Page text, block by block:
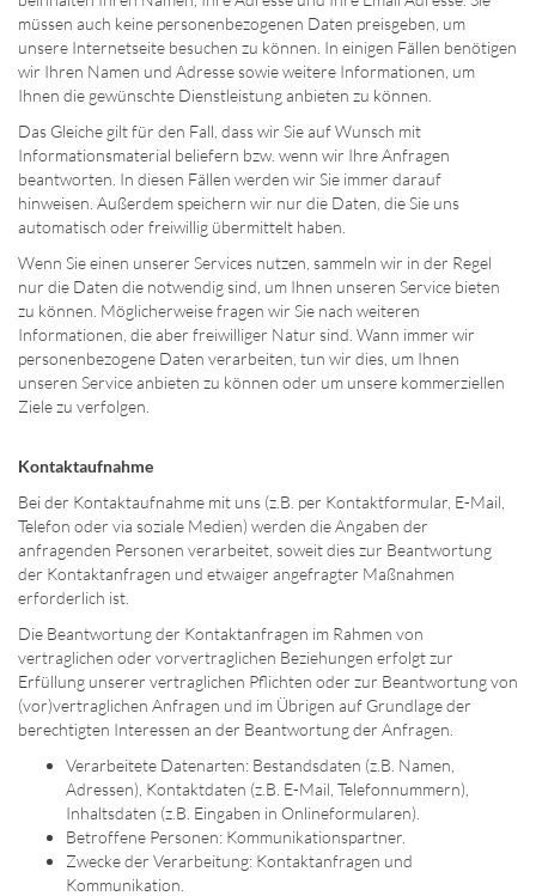
müssen auch keine personenbezogenen Daten preisgeben, um
unsere Internetseite besuchen zu können. In einigen Fällen benötigen
wir Ihren Namen und Adresse sowie weitere Informationen, um
Ihnen die gewünschte Dienstleistung anbieten zu können.
Das Gleiche gilt für den Fall, dass wir Sie auf Wunsch mit
Informationsmaterial beliefern bzw. wenn wir Ihre Anfragen
beantworten. In diesen Fällen werden wir Sie immer darauf
hinweisen. Außerdem speichern wir nur die Daten, die Sie uns
automatisch oder freiwillig übermittelt haben.
Wenn Sie einen unserer Services nutzen, sammeln wir in der Regel
nur die Daten die notwendig sind, um Ihnen unseren Service bieten
zu können. Möglicherweise fragen wir Sie nach weiteren
Informationen, die aber freiwilliger Natur sind. Wann immer wir
personenbezogene Daten verarbeiten, tun wir dies, um Ihnen
unseren Service anbieten zu können oder um unsere kommerziellen
Ziele zu verfolgen.
Kontaktaufnahme
Bei der Kontaktaufnahme mit uns (z.B. per Kontaktformular, E-Mail,
Telefon oder via soziale Medien) werden die Angaben der
anfragenden Personen verarbeitet, soweit dies zur Beantwortung
der Kontaktanfragen und etwaiger angefragter Maßnahmen
erforderlich ist.
Die Beantwortung der Kontaktanfragen im Rahmen von
vertraglichen oder vorvertraglichen Beziehungen erfolgt zur
Erfüllung unserer vertraglichen Pflichten oder zur Beantwortung von
(vor)vertraglichen Anfragen und im Übrigen auf Grundlage der
berechtigten Interessen an der Beantwortung der Anfragen.
Verarbeitete Datenarten: Bestandsdaten (z.B. Namen,
Adressen), Kontaktdaten (z.B. E-Mail, Telefonnummern),
Inhaltsdaten (z.B. Eingaben in Onlineformularen).
Betroffene Personen: Kommunikationspartner.
Zwecke der Verarbeitung: Kontaktanfragen und
Kommunikation.